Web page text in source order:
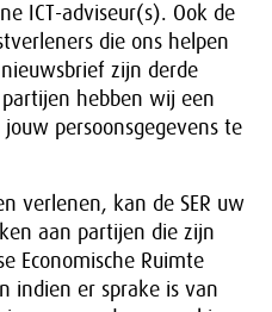
ICT-adviseur(s). Ook de
die ons helpen
zijn derde
hebben wij een
persoonsgegevens te
verlenen, kan de SER uw
aan partijen die zijn
Economische Ruimte
indien er sprake is van